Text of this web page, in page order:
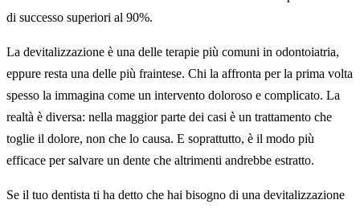
di successo superiori al 90%.
La devitalizzazione è una delle terapie più comuni in odontoiatria,
eppure resta una delle più fraintese. Chi la affronta per la prima volta
spesso la immagina come un intervento doloroso e complicato. La
realtà è diversa: nella maggior parte dei casi è un trattamento che
toglie il dolore, non che lo causa. E soprattutto, è il modo più
efficace per salvare un dente che altrimenti andrebbe estratto.
Se il tuo dentista ti ha detto che hai bisogno di una devitalizzazione